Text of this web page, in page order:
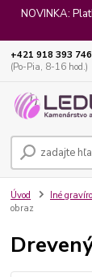
NOVINKA:
+421 918 393 746
(Po-Pia, 8-16 hod.)
Úvod Iné
obraz